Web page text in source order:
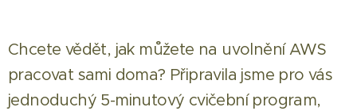
Chcete vědět, jak můžete na uvolnění AWS
pracovat sami doma? Připravila jsme pro vás
jednoduchý 5-minutový cvičební program,